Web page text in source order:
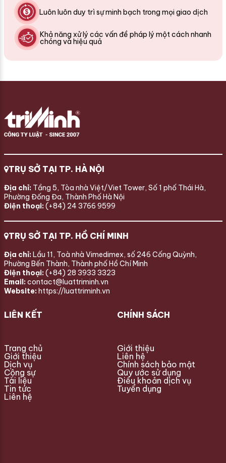
Luôn luôn duy trì sự minh bạch trong mọi giao dịch
Khả năng xử lý các vấn đề pháp lý một cách nhanh
chóng và hiệu quả
TRỤ SỞ TẠI TP. HÀ NỘI
Địa chỉ: Tầng 5, Tòa nhà Việt/Viet Tower, Số 1 phố Thái Hà,
Phường Đống Đa, Thành Phố Hà Nội
Điện thoại: (+84) 24 3766 9599
TRỤ SỞ TẠI TP. HỒ CHÍ MINH
Địa chỉ: Lầu 11, Toà nhà Vimedimex, số 246 Cống Quỳnh,
Phường Bến Thành, Thành phố Hồ Chí Minh
Điện thoại: (+84) 28 3933 3323
Email: contact@luattriminh.vn
Website: https://luattriminh.vn
LIÊN KẾT
Trang chủ
Giới thiệu
Dịch vụ
Cộng sự
Tài liệu
Tin tức
Liên hệ
CHÍNH SÁCH
Giới thiệu
Liên hệ
Chính sách bảo mật
Quy ước sử dụng
Điều khoản dịch vụ
Tuyển dụng